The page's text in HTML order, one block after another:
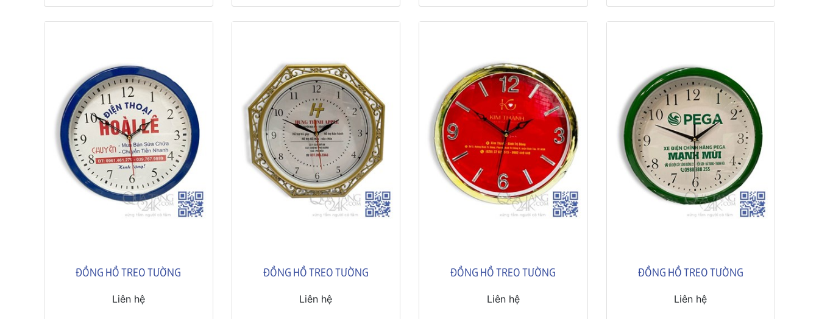
ĐỒNG HỒ TREO TƯỜNG
Liên hệ
ĐỒNG HỒ TREO TƯỜNG
Liên hệ
ĐỒNG HỒ TREO TƯỜNG
Liên hệ
ĐỒNG HỒ TREO TƯỜNG
Liên hệ